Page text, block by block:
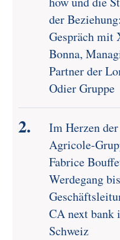
der
Gespräch mit
Bonna,
Partner der
Odier Gruppe
Im Herzen
Agricole-
Fabrice
Werdegang
CA next bank
Schweiz